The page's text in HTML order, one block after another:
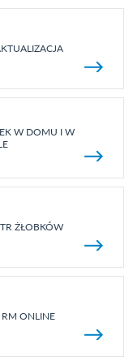
W DOMU I W
ŻŁOBKÓW
RM ONLINE